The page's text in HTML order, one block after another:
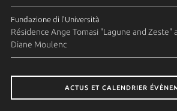
Fundazione di l'Università
Résidence Ange Tomasi "Lagune and Zeste"
Diane Moulenc
ACTUS ET CALENDRIER